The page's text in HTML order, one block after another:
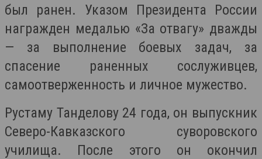
был ранен. Указом Президента России
награжден медалью «За отвагу» дважды
— за выполнение боевых задач, за
спасение раненных сослуживцев,
самоотверженность и личное мужество.
Рустаму Танделову 24 года, он выпускник
Северо-Кавказского суворовского
училища. После этого он окончил